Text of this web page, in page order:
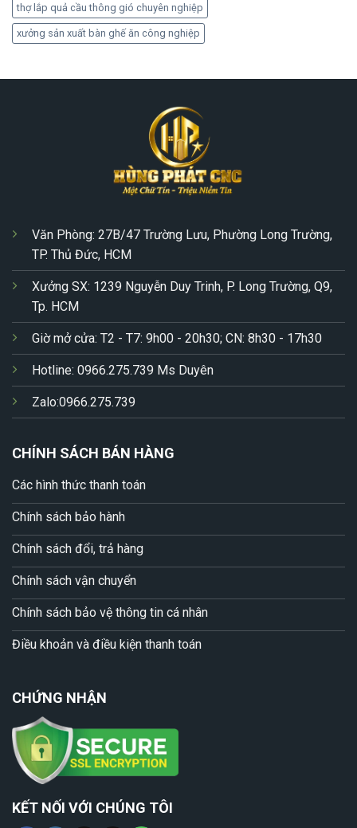
thợ lắp quả cầu thông gió chuyên nghiệp
xưởng sản xuất bàn ghế ăn công nghiệp
Văn Phòng: 27B/47 Trường Lưu, Phường Long Trường,
TP. Thủ Đức, HCM
Xưởng SX: 1239 Nguyễn Duy Trinh, P. Long Trường, Q9,
Tp. HCM
Giờ mở cửa: T2 - T7: 9h00 - 20h30; CN: 8h30 - 17h30
Hotline: 0966.275.739 Ms Duyên
Zalo:0966.275.739
CHÍNH SÁCH BÁN HÀNG
Các hình thức thanh toán
Chính sách bảo hành
Chính sách đổi, trả hàng
Chính sách vận chuyển
Chính sách bảo vệ thông tin cá nhân
Điều khoản và điều kiện thanh toán
CHỨNG NHẬN
KẾT NỐI VỚI CHÚNG TÔI